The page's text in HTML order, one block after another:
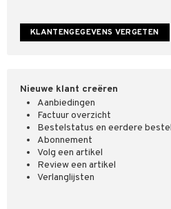
Nieuwe klant creëren
Aanbiedingen
Factuur overzicht
Bestelstatus en eerdere
Abonnement
Volg een artikel
Review een artikel
Verlanglijsten